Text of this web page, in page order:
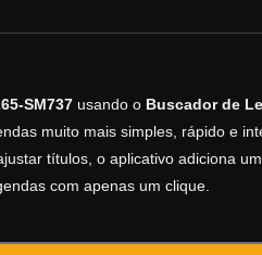
SM737 usando o Buscador de
muito mais simples, rápido e
títulos, o aplicativo adiciona
com apenas um clique.